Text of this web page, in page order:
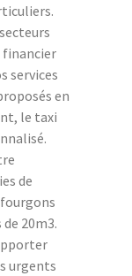
services
en
le taxi
de
20m3.
urgents